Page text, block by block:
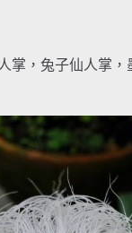
掌，兔子仙人掌，